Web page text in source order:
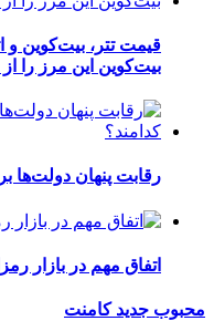
بیت‌کوین این مرز را
رقابت پنهان دولت‌ها بر سر
اتفاق مهم در بازار
محبوب جدیدکامنت